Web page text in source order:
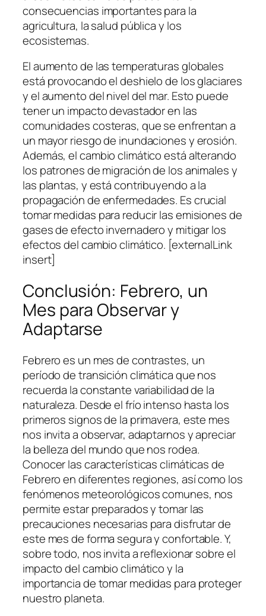
consecuencias importantes para la
agricultura, la salud pública y los
ecosistemas.
El aumento de las temperaturas globales
está provocando el deshielo de los glaciares
y el aumento del nivel del mar. Esto puede
tener un impacto devastador en las
comunidades costeras, que se enfrentan a
un mayor riesgo de inundaciones y erosión.
Además, el cambio climático está alterando
los patrones de migración de los animales y
las plantas, y está contribuyendo a la
propagación de enfermedades. Es crucial
tomar medidas para reducir las emisiones de
gases de efecto invernadero y mitigar los
efectos del cambio climático. [externalLink
insert]
Conclusión: Febrero, un
Mes para Observar y
Adaptarse
Febrero es un mes de contrastes, un
período de transición climática que nos
recuerda la constante variabilidad de la
naturaleza. Desde el frío intenso hasta los
primeros signos de la primavera, este mes
nos invita a observar, adaptarnos y apreciar
la belleza del mundo que nos rodea.
Conocer las características climáticas de
Febrero en diferentes regiones, así como los
fenómenos meteorológicos comunes, nos
permite estar preparados y tomar las
precauciones necesarias para disfrutar de
este mes de forma segura y confortable. Y,
sobre todo, nos invita a reflexionar sobre el
impacto del cambio climático y la
importancia de tomar medidas para proteger
nuestro planeta.